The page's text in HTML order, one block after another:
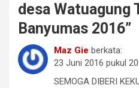
desa Watuagung
Banyumas 2016”
Maz Gie berkata:
23 Juni 2016 pukul
SEMOGA DIBERI